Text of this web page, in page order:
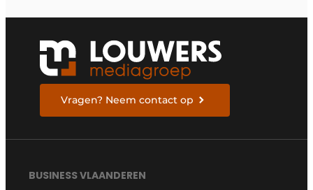
Vragen? Neem contact op
BUSINESS VLAANDEREN